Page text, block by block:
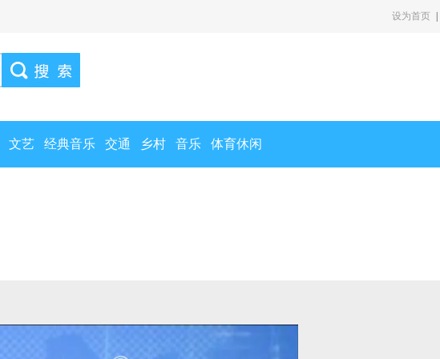
设为首页
文艺 经典音乐 交通 乡村 音乐 体育休闲